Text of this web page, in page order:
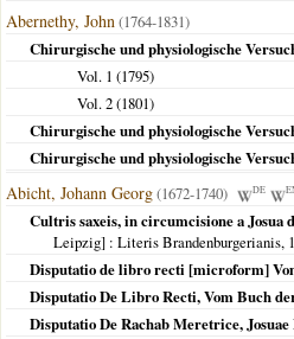
Abernethy, John(1764-1831)
Chirurgische und physiologische
Vol. 1 (1795)
Vol. 2 (1801)
Chirurgische und physiologische
Chirurgische und physiologische
Abicht, Johann Georg(1672-1740) DE
Cultris saxeis, in circumcisione a
Leipzig] : Literis Brandenburgerianis,
Disputatio de libro recti [microform]
Disputatio De Libro Recti, Vom Buch
Disputatio De Rachab Meretrice,